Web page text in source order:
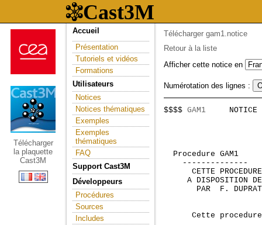
Télécharger
la plaquette
Cast3M
Accueil
Présentation
Tutoriels et vidéos
Formations
Utilisateurs
Notices
Notices thématiques
Exemples
Exemples
thématiques
FAQ
Support Cast3M
Développeurs
Procédures
Sources
Includes
Télécharger gam1.notice
Retour à la liste
Afficher cette notice en
Numérotation des lignes :
$$$$ GAM1
Procedure
    --------------
CETTE
A DISPOSITION
PAR  F.